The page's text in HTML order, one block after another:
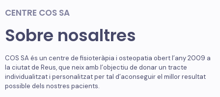
CENTRE COS SA
Sobre nosaltres
COS SA és un centre de fisioteràpia i osteopatia obert l’any 2009 a
la ciutat de Reus, que neix amb l’objectiu de donar un tracte
individualitzat i personalitzat per tal d’aconseguir el millor resultat
possible dels nostres pacients.